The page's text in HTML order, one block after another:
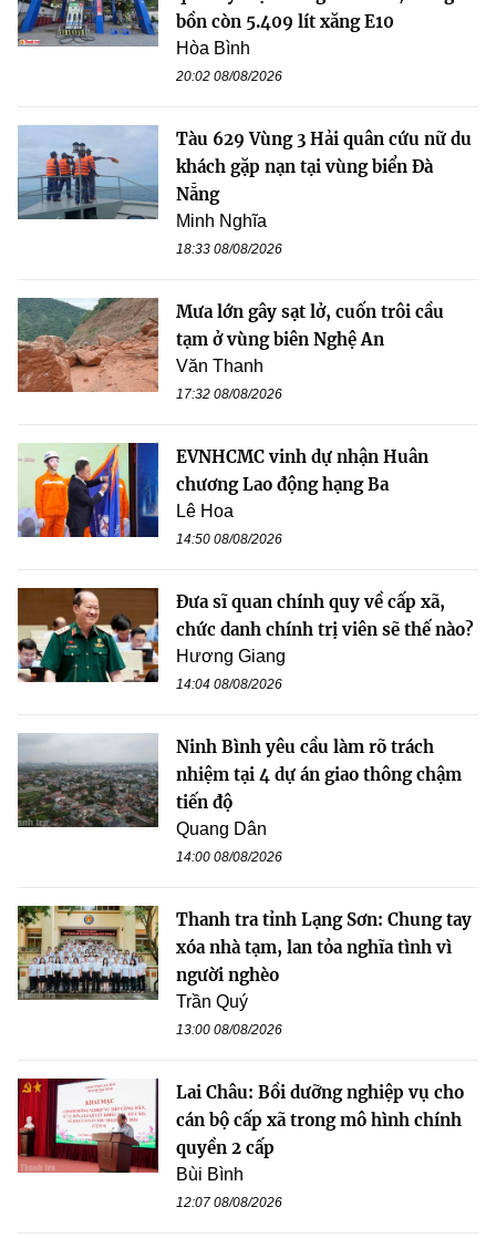
bồn còn 5.409 lít xăng E10
Hòa Bình
20:02 08/08/2026
Tàu 629 Vùng 3 Hải quân cứu nữ du
khách gặp nạn tại vùng biển Đà
Nẵng
Minh Nghĩa
18:33 08/08/2026
Mưa lớn gây sạt lở, cuốn trôi cầu
tạm ở vùng biên Nghệ An
Văn Thanh
17:32 08/08/2026
EVNHCMC vinh dự nhận Huân
chương Lao động hạng Ba
Lê Hoa
14:50 08/08/2026
Đưa sĩ quan chính quy về cấp xã,
chức danh chính trị viên sẽ thế nào?
Hương Giang
14:04 08/08/2026
Ninh Bình yêu cầu làm rõ trách
nhiệm tại 4 dự án giao thông chậm
tiến độ
Quang Dân
14:00 08/08/2026
Thanh tra tỉnh Lạng Sơn: Chung tay
xóa nhà tạm, lan tỏa nghĩa tình vì
người nghèo
Trần Quý
13:00 08/08/2026
Lai Châu: Bồi dưỡng nghiệp vụ cho
cán bộ cấp xã trong mô hình chính
quyền 2 cấp
Bùi Bình
12:07 08/08/2026